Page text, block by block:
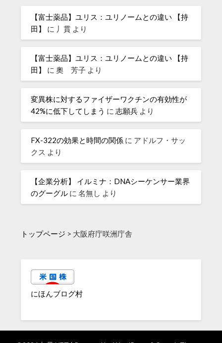
【富士薬品】ユリス：ユリノームとの違い 【持
田】
に 丿貫 より
【富士薬品】ユリス：ユリノームとの違い 【持
田】
に奧 芳子 より
変異株に対するファイザーワクチンの有効性が
42%に低下してしまう に志願兵 より
FX-322の効果と時間の関係 に アドルフ・サッ
クス より
【企業分析】 イルミナ：DNAシーケンサー業界
のグーグル に名無し より
トップページ > 大阪府庁咲洲庁舎
にほんブログ村